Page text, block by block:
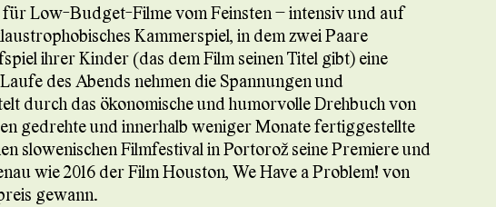
für Low-Budget-Filme vom Feinsten – intensiv und auf
Kammerspiel, in dem zwei Paare
ihrer Kinder (das dem Film seinen Titel gibt) eine
des Abends nehmen die Spannungen und
durch das ökonomische und humorvolle Drehbuch von
gedrehte und innerhalb weniger Monate fertiggestellte
slowenischen Filmfestival in Portorož seine Premiere und
wie 2016 der Film Houston, We Have a Problem! von
gewann.